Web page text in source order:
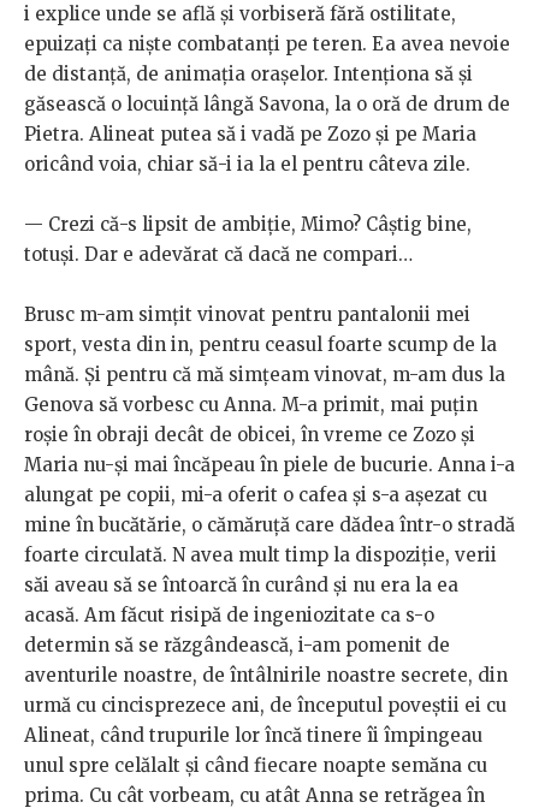
i explice unde se află și vorbiseră fără ostilitate,
epuizați ca niște combatanți pe teren. Ea avea nevoie
de distanță, de animația orașelor. Intenționa să și
găsească o locuință lângă Savona, la o oră de drum de
Pietra. Alineat putea să i vadă pe Zozo și pe Maria
oricând voia, chiar să-i ia la el pentru câteva zile.
— Crezi că-s lipsit de ambiție, Mimo? Câștig bine,
totuși. Dar e adevărat că dacă ne compari…
Brusc m-am simțit vinovat pentru pantalonii mei
sport, vesta din in, pentru ceasul foarte scump de la
mână. Și pentru că mă simțeam vinovat, m-am dus la
Genova să vorbesc cu Anna. M-a primit, mai puțin
roșie în obraji decât de obicei, în vreme ce Zozo și
Maria nu-și mai încăpeau în piele de bucurie. Anna i-a
alungat pe copii, mi-a oferit o cafea și s-a așezat cu
mine în bucătărie, o cămăruță care dădea într-o stradă
foarte circulată. N avea mult timp la dispoziție, verii
săi aveau să se întoarcă în curând și nu era la ea
acasă. Am făcut risipă de ingeniozitate ca s-o
determin să se răzgândească, i-am pomenit de
aventurile noastre, de întâlnirile noastre secrete, din
urmă cu cincisprezece ani, de începutul poveștii ei cu
Alineat, când trupurile lor încă tinere îi împingeau
unul spre celălalt și când fiecare noapte semăna cu
prima. Cu cât vorbeam, cu atât Anna se retrăgea în